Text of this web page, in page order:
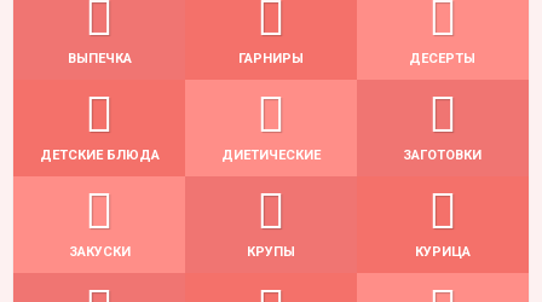
ВЫПЕЧКА ГАРНИРЫ ДЕСЕРТЫ
ДЕТСКИЕ БЛЮДА ДИЕТИЧЕСКИЕ ЗАГОТОВКИ
ЗАКУСКИ КРУПЫ КУРИЦА